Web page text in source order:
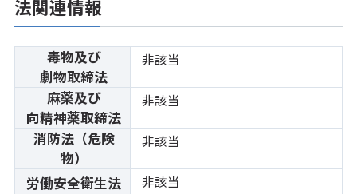
法関連情報
毒物及び
劇物取締法
非該当
麻薬及び
向精神薬取締法
非該当
消防法（危険
物）
非該当
労働安全衛生法 非該当